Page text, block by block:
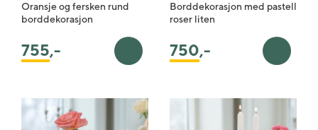
Oransje og fersken rund
borddekorasjon
755,- Legg i handlekurv
Borddekorasjon med pastell
roser liten
750,- Legg i